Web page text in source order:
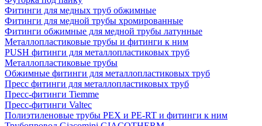
Фитинги для медных труб обжимные
Фитинги для медной трубы хромированные
Фитинги обжимные для медной трубы латунные
Металлопластиковые трубы и фитинги к ним
PUSH фитинги для металлопластиковых труб
Металлопластиковые трубы
Обжимные фитинги для металлопластиковых труб
Пресс фитинги для металлопластиковых труб
Пресс-фитинги Tiemme
Пресс-фитинги Valtec
Полиэтиленовые трубы PEX и PE-RT и фитинги к ним